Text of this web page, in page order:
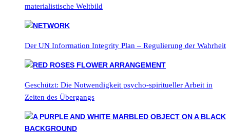
materialistische Weltbild
Der UN Information Integrity Plan – Regulierung der Wahrheit
Geschützt: Die Notwendigkeit psycho-spiritueller Arbeit in
Zeiten des Übergangs